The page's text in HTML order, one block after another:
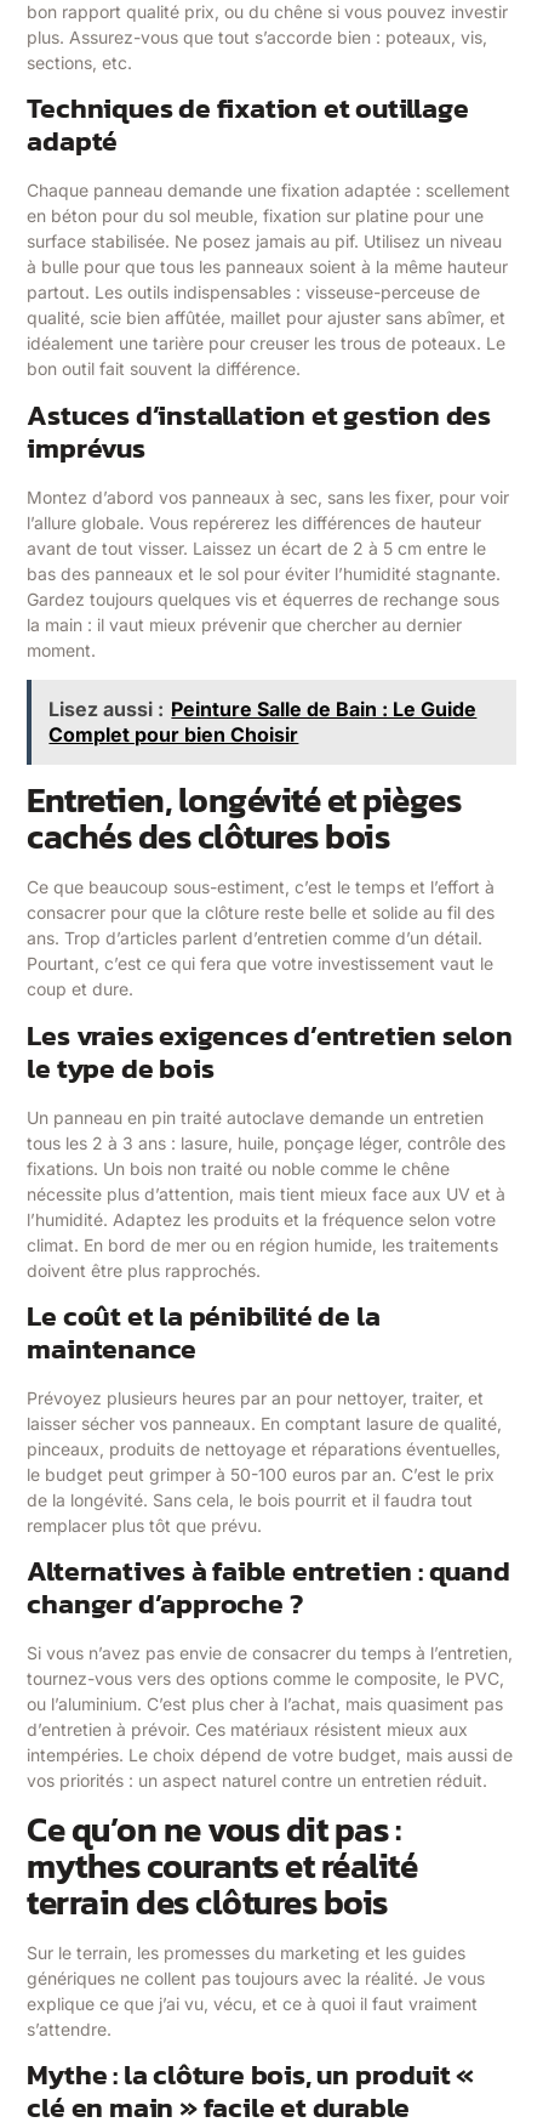
bon rapport qualité prix, ou du chêne si vous pouvez investir
plus. Assurez-vous que tout s’accorde bien : poteaux, vis,
sections, etc.
Techniques de fixation et outillage
adapté
Chaque panneau demande une fixation adaptée : scellement
en béton pour du sol meuble, fixation sur platine pour une
surface stabilisée. Ne posez jamais au pif. Utilisez un niveau
à bulle pour que tous les panneaux soient à la même hauteur
partout. Les outils indispensables : visseuse-perceuse de
qualité, scie bien affûtée, maillet pour ajuster sans abîmer, et
idéalement une tarière pour creuser les trous de poteaux. Le
bon outil fait souvent la différence.
Astuces d’installation et gestion des
imprévus
Montez d’abord vos panneaux à sec, sans les fixer, pour voir
l’allure globale. Vous repérerez les différences de hauteur
avant de tout visser. Laissez un écart de 2 à 5 cm entre le
bas des panneaux et le sol pour éviter l’humidité stagnante.
Gardez toujours quelques vis et équerres de rechange sous
la main : il vaut mieux prévenir que chercher au dernier
moment.
Lisez aussi : Peinture Salle de Bain : Le Guide
Complet pour bien Choisir
Entretien, longévité et pièges
cachés des clôtures bois
Ce que beaucoup sous-estiment, c’est le temps et l’effort à
consacrer pour que la clôture reste belle et solide au fil des
ans. Trop d’articles parlent d’entretien comme d’un détail.
Pourtant, c’est ce qui fera que votre investissement vaut le
coup et dure.
Les vraies exigences d’entretien selon
le type de bois
Un panneau en pin traité autoclave demande un entretien
tous les 2 à 3 ans : lasure, huile, ponçage léger, contrôle des
fixations. Un bois non traité ou noble comme le chêne
nécessite plus d’attention, mais tient mieux face aux UV et à
l’humidité. Adaptez les produits et la fréquence selon votre
climat. En bord de mer ou en région humide, les traitements
doivent être plus rapprochés.
Le coût et la pénibilité de la
maintenance
Prévoyez plusieurs heures par an pour nettoyer, traiter, et
laisser sécher vos panneaux. En comptant lasure de qualité,
pinceaux, produits de nettoyage et réparations éventuelles,
le budget peut grimper à 50-100 euros par an. C’est le prix
de la longévité. Sans cela, le bois pourrit et il faudra tout
remplacer plus tôt que prévu.
Alternatives à faible entretien : quand
changer d’approche ?
Si vous n’avez pas envie de consacrer du temps à l’entretien,
tournez-vous vers des options comme le composite, le PVC,
ou l’aluminium. C’est plus cher à l’achat, mais quasiment pas
d’entretien à prévoir. Ces matériaux résistent mieux aux
intempéries. Le choix dépend de votre budget, mais aussi de
vos priorités : un aspect naturel contre un entretien réduit.
Ce qu’on ne vous dit pas :
mythes courants et réalité
terrain des clôtures bois
Sur le terrain, les promesses du marketing et les guides
génériques ne collent pas toujours avec la réalité. Je vous
explique ce que j’ai vu, vécu, et ce à quoi il faut vraiment
s’attendre.
Mythe : la clôture bois, un produit «
clé en main » facile et durable